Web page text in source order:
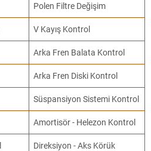
Polen Filtre Değişim
V Kayış Kontrol
Arka Fren Balata Kontrol
Arka Fren Diski Kontrol
Süspansiyon Sistemi Kontrol
Amortisör - Helezon Kontrol
Direksiyon - Aks Körük